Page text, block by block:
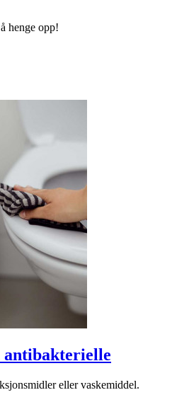
henge opp!
eller vaskemiddel.